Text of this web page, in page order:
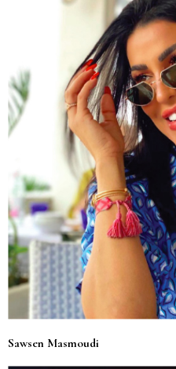
Sawsen Masmoudi